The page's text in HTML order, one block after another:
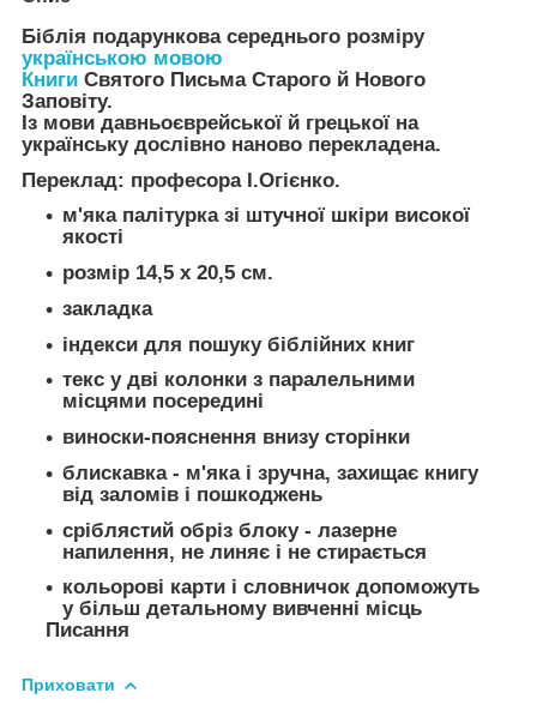
Біблія подарункова середнього розміру
українською мовою
Книги Святого Письма Старого й Нового
Заповіту.
Із мови давньоєврейської й грецької на
українську дослівно наново перекладена.
Переклад: професора І.Огієнко.
м'яка палітурка зі штучної шкіри високої
якості
розмір 14,5 х 20,5 см.
закладка
індекси для пошуку біблійних книг
текс у дві колонки з паралельними
місцями посередині
виноски-пояснення внизу сторінки
блискавка - м'яка і зручна, захищає книгу
від заломів і пошкоджень
сріблястий обріз блоку - лазерне
напилення, не линяє і не стирається
кольорові карти і словничок допоможуть
у більш детальному вивченні місць
Писання
Приховати